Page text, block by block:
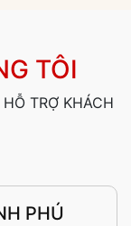
TÔI
TRỢ KHÁCH
PHÚ